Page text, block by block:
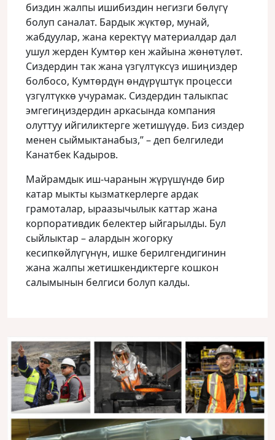
биздин жалпы ишибиздин негизги бөлүгү
болуп саналат. Бардык жүктөр, мунай,
жабдуулар, жана керектүү материалдар дал
ушул жерден Кумтөр кен жайына жөнөтүлөт.
Сиздердин так жана үзгүлтүксүз ишиңиздер
болбосо, Кумтөрдүн өндүрүштүк процесси
үзгүлтүккө учурамак. Сиздердин талыкпас
эмгегиңиздердин аркасында компания
олуттуу ийгиликтерге жетишүүдө. Биз сиздер
менен сыймыктанабыз,” – деп белгиледи
Канатбек Кадыров.
Майрамдык иш-чаранын жүрүшүндө бир
катар мыкты кызматкерлерге ардак
грамоталар, ыраазычылык каттар жана
корпоративдик белектер ыйгарылды. Бул
сыйлыктар – алардын жогорку
кесипкөйлүгүнүн, ишке берилгендигинин
жана жалпы жетишкендиктерге кошкон
салымынын белгиси болуп калды.